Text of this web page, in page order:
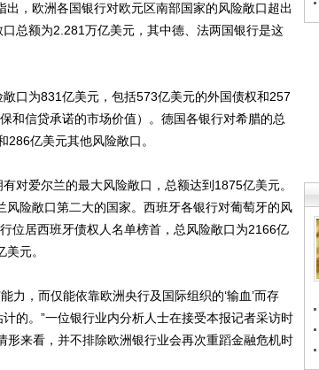
，欧洲各国银行对欧元区南部国家的风险敞口超出
总额为2.281万亿美元，其中德、法两国银行是这
为831亿美元，包括573亿美元的外国债权和257
和信贷承诺的市场价值）。德国各银行对希腊的总
亿美元其他风险敞口。
爱尔兰的最大风险敞口，总额达到1875亿美元。
险敞口第二大的国家。西班牙各银行对葡萄牙的风
位居西班牙债权人名单榜首，总风险敞口为2166亿
元。
，而仅能依靠欧洲央行及国际组织的‘输血’而存
的。”一位银行业内分析人士在接受本报记者采访时
形来看，并不排除欧洲银行业会再次重蹈金融危机时